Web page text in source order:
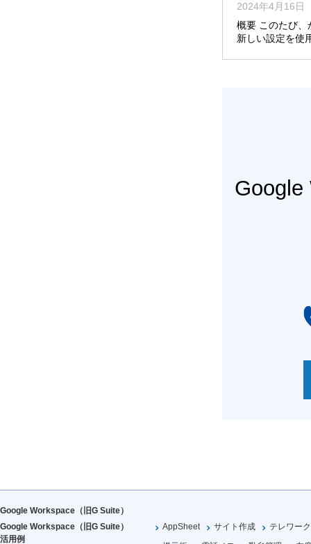
2024年4月16日
概要 このたび、
新しい設定を使
Google
Google Workspace（旧G Suite）
Google Workspace（旧G Suite）
活用例
AppSheet サイト作成
テレワーク